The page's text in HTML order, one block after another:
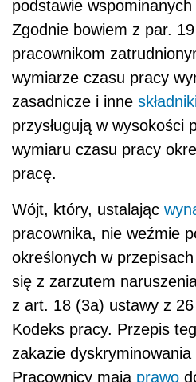
podstawie
Zgodnie bowiem z par.
pracownikom
wymiarze czasu pracy
zasadnicze i inne
przysługują w wysokości
wymiaru czasu pracy
pracę.
Wójt, który, ustalając
pracownika, nie weźmie
określonych w
się z zarzutem
z art. 18 (3a) ustawy z
Kodeks pracy. Przepis
zakazie dyskryminowania
Pracownicy mają prawo